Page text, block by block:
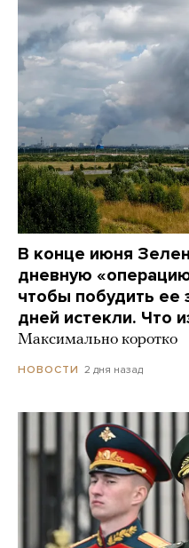
В конце июня
дневную
чтобы побудить ее
дней истекли. Что
Максимально коротко
НОВОСТИ 2 дня назад